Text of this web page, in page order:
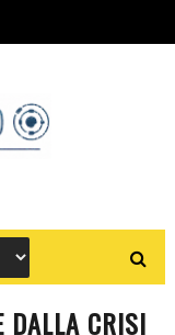
DALLA CRISI